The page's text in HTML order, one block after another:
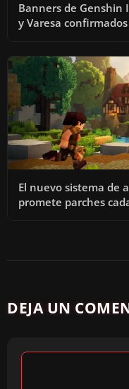
Banners de Genshin
y Varesa confirmados
El nuevo sistema de
promete parches
DEJA UN